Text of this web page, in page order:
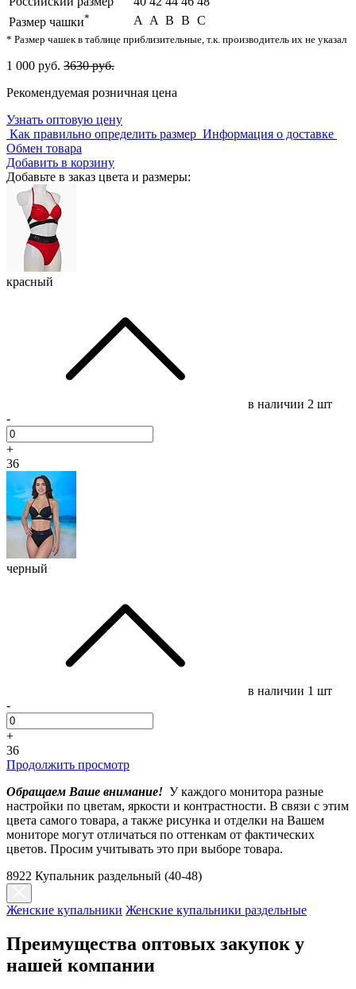
Размер чашки* A A B B C
* Размер чашек в таблице приблизительные, т.к. производитель их не указал
1 000 руб. 3630 руб.
Рекомендуемая розничная цена
Узнать оптовую цену
Как правильно определить размер Информация о доставке
Обмен товара
Добавить в корзину
Добавьте в заказ цвета и размеры:
красный
в наличии 2 шт
-
+
36
черный
в наличии 1 шт
-
+
36
Продолжить просмотр
Обращаем Ваше внимание! У каждого монитора разные
настройки по цветам, яркости и контрастности. В связи с этим
цвета самого товара, а также рисунка и отделки на Вашем
мониторе могут отличаться по оттенкам от фактических
цветов. Просим учитывать это при выборе товара.
8922 Купальник раздельный (40-48)
Женские купальники Женские купальники раздельные
Преимущества оптовых закупок у
нашей компании